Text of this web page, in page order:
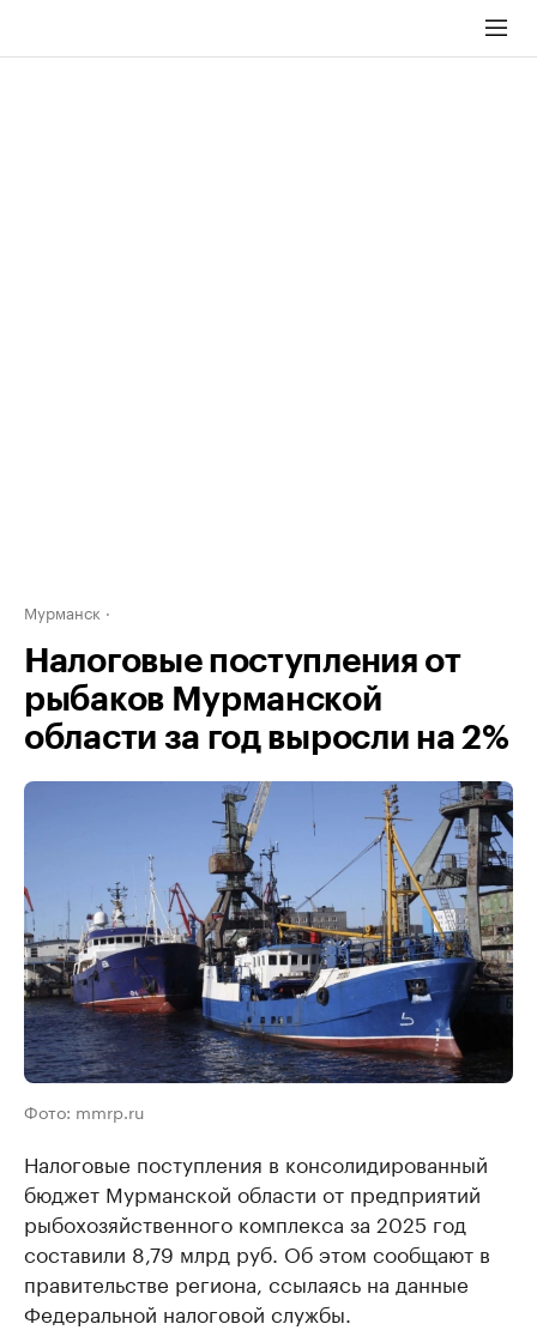
Мурманск
Налоговые поступления от
рыбаков Мурманской
области за год выросли на 2%
Фото: mmrp.ru
Налоговые поступления в консолидированный
бюджет Мурманской области от предприятий
рыбохозяйственного комплекса за 2025 год
составили 8,79 млрд руб. Об этом сообщают в
правительстве региона, ссылаясь на данные
Федеральной налоговой службы.